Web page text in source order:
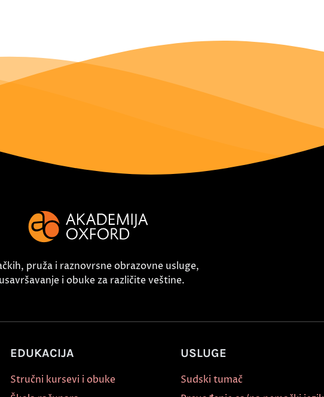
pruža i raznovrsne obrazovne usluge,
i obuke za različite veštine.
EDUKACIJA
Stručni kursevi i obuke
USLUGE
Sudski tumač